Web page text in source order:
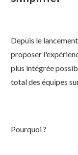
Depuis le
proposer
plus intégrée
total des équipes
Pourquoi ?